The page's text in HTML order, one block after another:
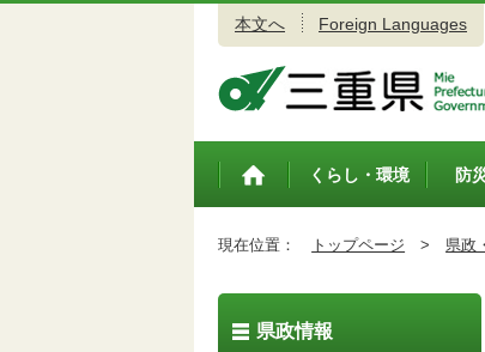
本文へ Foreign Languages
トップペ
くらし・環境 防
現在位置： トップページ > 県政
県政情報